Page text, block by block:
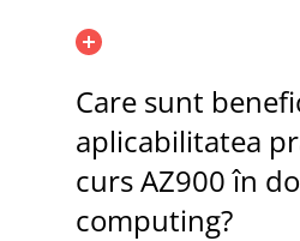
Care sunt
aplicabilitatea
curs AZ900 în
computing?